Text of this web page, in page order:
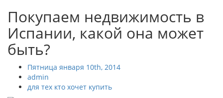
Покупаем недвижимость в
Испании, какой она может
быть?
Пятница января 10th, 2014
admin
для тех кто хочет купить